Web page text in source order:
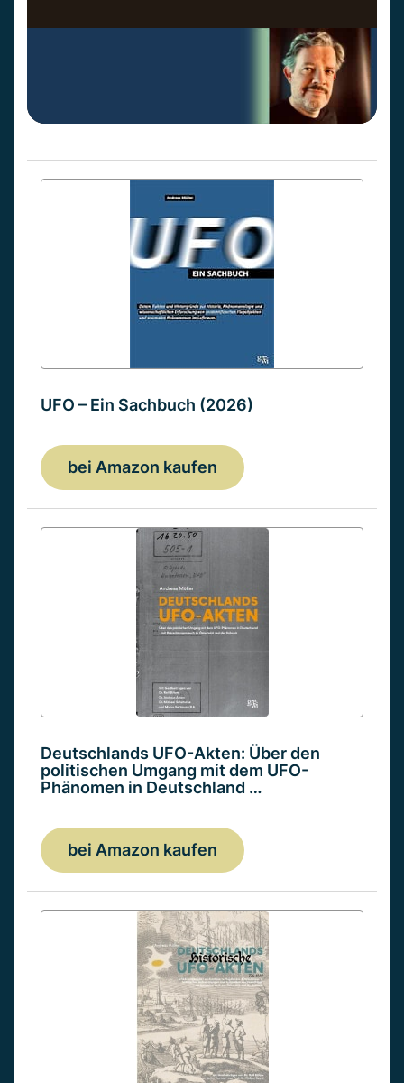
UFO – Ein Sachbuch (2026)
bei Amazon kaufen
Deutschlands UFO-Akten: Über den
politischen Umgang mit dem UFO-
Phänomen in Deutschland …
bei Amazon kaufen